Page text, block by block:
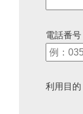
電話番号
利用目的